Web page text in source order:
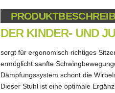
DER KINDER- UND
sorgt für ergonomisch richtiges
ermöglicht sanfte
Dämpfungssystem schont die
Dieser Stuhl ist eine optimale